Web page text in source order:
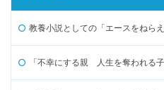
教養小説としての「エースをねらえ
「不幸にする親 人生を奪われる子